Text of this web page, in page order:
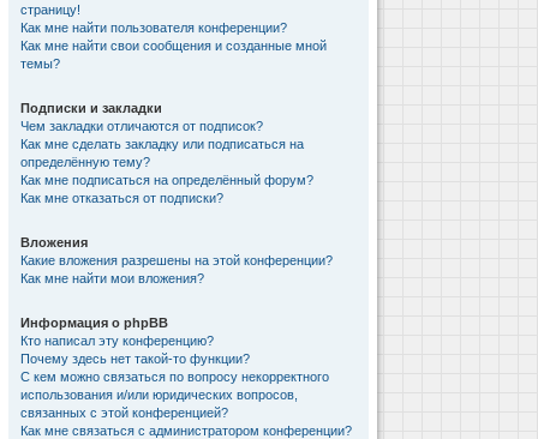
страницу!
Как мне найти пользователя конференции?
Как мне найти свои сообщения и созданные мной
темы?
Подписки и закладки
Чем закладки отличаются от подписок?
Как мне сделать закладку или подписаться на
определённую тему?
Как мне подписаться на определённый форум?
Как мне отказаться от подписки?
Вложения
Какие вложения разрешены на этой конференции?
Как мне найти мои вложения?
Информация о phpBB
Кто написал эту конференцию?
Почему здесь нет такой-то функции?
С кем можно связаться по вопросу некорректного
использования и/или юридических вопросов,
связанных с этой конференцией?
Как мне связаться с администратором конференции?